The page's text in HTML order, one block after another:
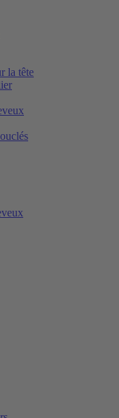
la tête